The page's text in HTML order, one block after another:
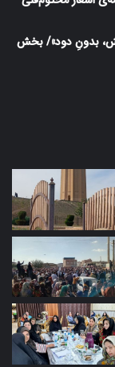
بدونِ دود»/ بخش